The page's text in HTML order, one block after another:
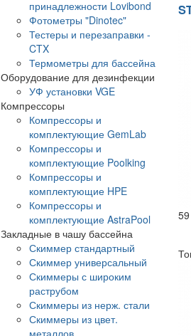
принадлежности Lovibond
Фотометры "Dinotec"
Тестеры и перезаправки -
CTX
Термометры для бассейна
Оборудование для дезинфекции
УФ установки VGE
Компрессоры
Компрессоры и
комплектующие GemLab
Компрессоры и
комплектующие Poolking
Компрессоры и
комплектующие HPE
Компрессоры и
комплектующие AstraPool
Закладные в чашу бассейна
Скиммер стандартный
Скиммер универсальный
Скиммеры с широким
раструбом
Скиммеры из нерж. стали
Скиммеры из цвет.
металлов